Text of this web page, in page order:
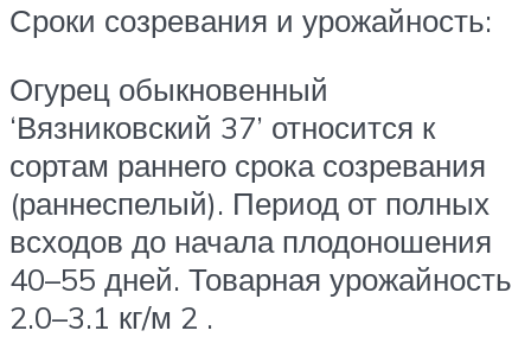
Сроки созревания и урожайность:
Огурец обыкновенный
‘Вязниковский 37’ относится к
сортам раннего срока созревания
(раннеспелый). Период от полных
всходов до начала плодоношения
40–55 дней. Товарная урожайность
2.0–3.1 кг/м 2 .